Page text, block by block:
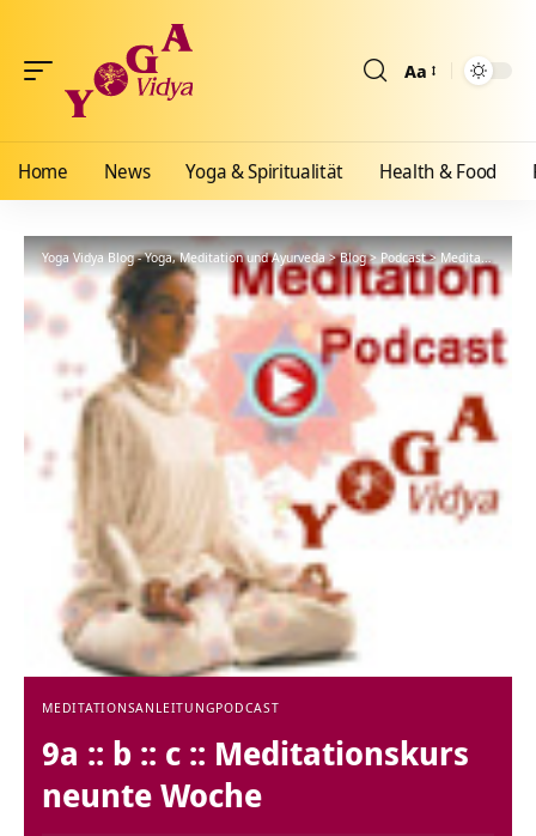
Aa
Home News Yoga & Spiritualität Health & Food
Yoga Vidya Blog - Yoga, Meditation und Ayurveda>Blog>Podcast>Meditationsanleitung
MEDITATIONSANLEITUNGPODCAST
9a :: b :: c :: Meditationskurs
neunte Woche